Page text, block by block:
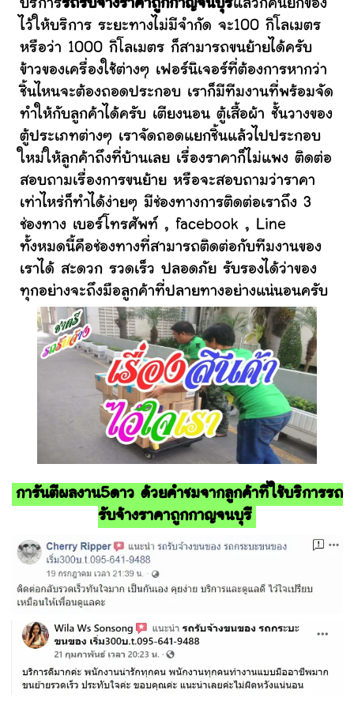
บริการรถรับจ้างราคาถูกกาญจนบุรีแล้วก็คนยกของ
ไว้ให้บริการ ระยะทางไม่มีจำกัด จะ100 กิโลเมตร
หรือว่า 1000 กิโลเมตร ก็สามารถขนย้ายได้ครับ
ข้าวของเครื่องใช้ต่างๆ เฟอร์นิเจอร์ที่ต้องการหากว่า
ชิ้นไหนจะต้องถอดประกอบ เราก็มีทีมงานที่พร้อมจัด
ทำให้กับลูกค้าได้ครับ เตียงนอน ตู้เสื้อผ้า ชั้นวางของ
ตู้ประเภทต่างๆ เราจัดถอดแยกชิ้นแล้วไปประกอบ
ใหม่ให้ลูกค้าถึงที่บ้านเลย เรื่องราคาก็ไม่แพง ติดต่อ
สอบถามเรื่องการขนย้าย หรือจะสอบถามว่าราคา
เท่าไหร่ก็ทำได้ง่ายๆ มีช่องทางการติดต่อเราถึง 3
ช่องทาง เบอร์โทรศัพท์ , facebook , Line
ทั้งหมดนี้คือช่องทางที่สามารถติดต่อกับทีมงานของ
เราได้ สะดวก รวดเร็ว ปลอดภัย รับรองได้ว่าของ
ทุกอย่างจะถึงมือลูกค้าที่ปลายทางอย่างแน่นอนครับ
การันตีผลงาน5ดาว ด้วยคำชมจากลูกค้าที่ใช้บริการรถ
รับจ้างราคาถูกกาญจนบุรี